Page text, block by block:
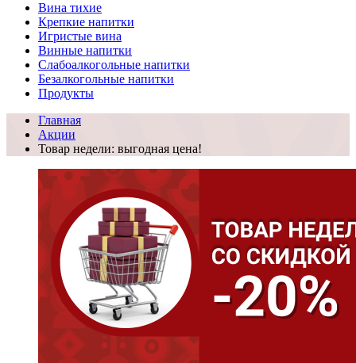
Вина тихие
Крепкие напитки
Игристые вина
Винные напитки
Слабоалкогольные напитки
Безалкогольные напитки
Продукты
Главная
Акции
Товар недели: выгодная цена!